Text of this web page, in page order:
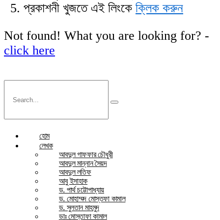
প্রকাশনী খুজতে এই লিংকে ক্লিক করুন
Not found! What you are looking for? -
click here
হোম
লেখক
আবদুল গাফফার চৌধুরী
আবদুল মান্নান সৈয়দ
আবদুল লতিফ
আবু ইসাহাক
ড. পার্থ চট্টোপাধ্যায়
ড. মোহাম্মদ মোস্তফা কামাল
ড. সুলতান মাহমুদ
ডাঃ মোস্তাফা কামাল